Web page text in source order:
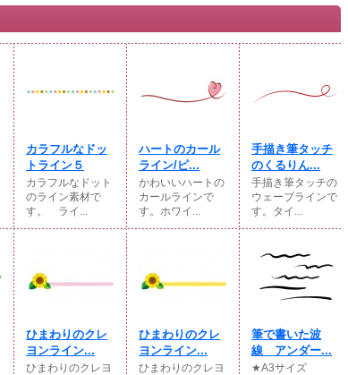
カラフルなドッ
トライン５
カラフルなドット
のライン素材で
す。 ライ...
ハートのカール
ライン/ピ...
かわいいハートの
カールラインで
す。ホワイ...
手描き筆タッチ
のくるりん...
手描き筆タッチの
ウェーブラインで
す。タイ...
ひまわりのクレ
ヨンライン...
ひまわりのクレヨ
ひまわりのクレ
ヨンライン...
ひまわりのクレヨ
筆で書いた波
線 アンダー...
★A3サイズ